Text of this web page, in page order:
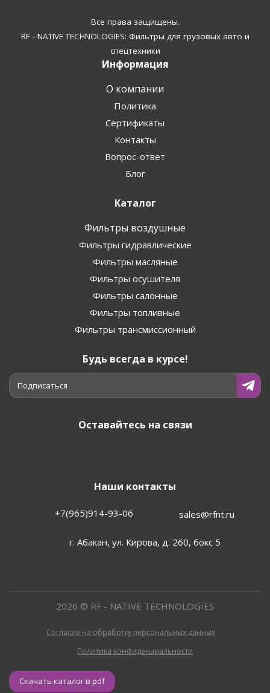
Все права защищены.
RF - NATIVE TECHNOLOGIES: Фильтры для грузовых авто и
спецтехники
Информация
О компании
Политика
Сертификаты
Контакты
Вопрос-ответ
Блог
Каталог
Фильтры воздушные
Фильтры гидравлические
Фильтры масляные
Фильтры осушителя
Фильтры салонные
Фильтры топливные
Фильтры трансмиссионный
Будь всегда в курсе!
Подписаться
Оставайтесь на связи
Наши контакты
+7(965)914-93-06 sales@rfnt.ru
г. Абакан, ул. Кирова, д. 260, бокс 5
2026 © RF - NATIVE TECHNOLOGIES
Согласие на обработку персональных данных
Политика конфиденциальности
Скачать каталог в pdf